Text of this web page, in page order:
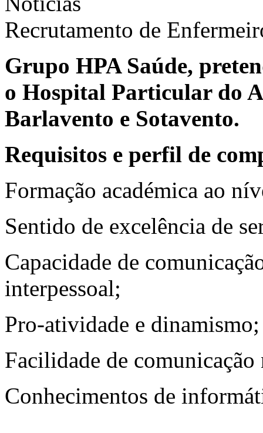
Recrutamento de
Grupo HPA Saúde,
o Hospital Particular do
Barlavento e Sotavento.
Requisitos e perfil de
Formação académica ao
Sentido de excelência de
Capacidade de
interpessoal;
Pro-atividade e dinamismo;
Facilidade de
Conhecimentos de